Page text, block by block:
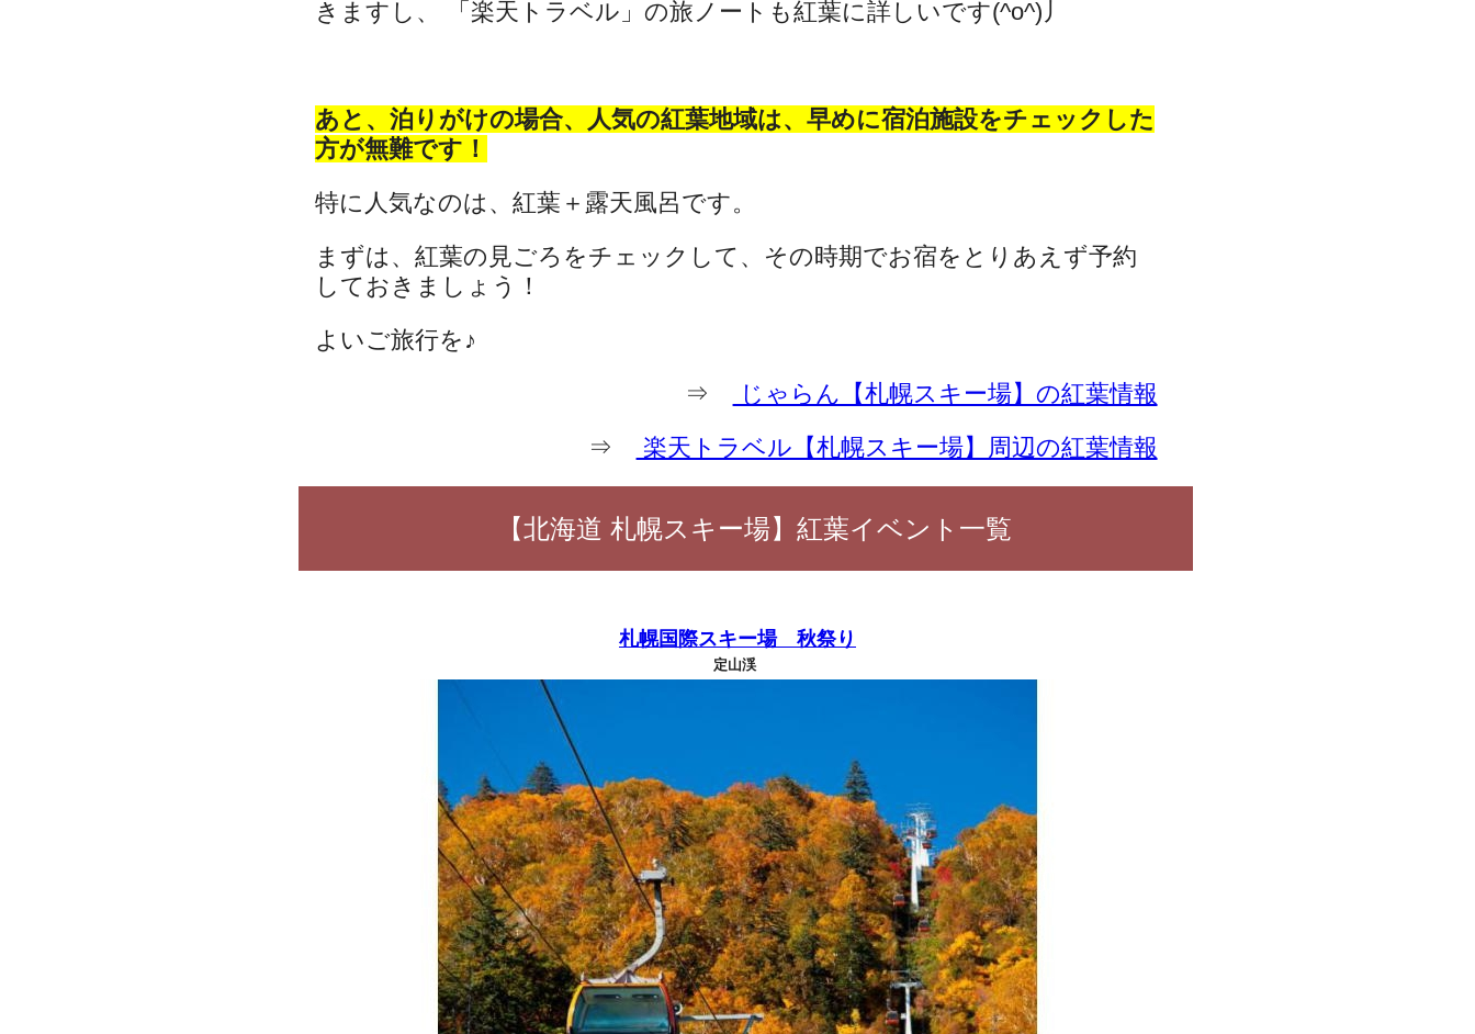
きますし、 「楽天トラベル」の旅ノートも紅葉に詳しいです(^o^)丿
あと、泊りがけの場合、人気の紅葉地域は、早めに宿泊施設をチェックした
方が無難です！
特に人気なのは、紅葉＋露天風呂です。
まずは、紅葉の見ごろをチェックして、その時期でお宿をとりあえず予約
しておきましょう！
よいご旅行を♪
⇒
じゃらん【札幌スキー場】の紅葉情報
⇒
楽天トラベル【札幌スキー場】周辺の紅葉情報
【北海道 札幌スキー場】紅葉イベント一覧
札幌国際スキー場 秋祭り
定山渓